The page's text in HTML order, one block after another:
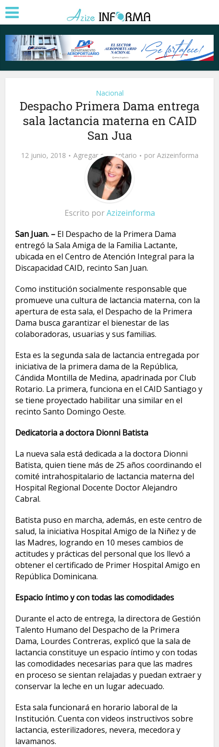
Nacional
Despacho Primera Dama entrega
sala lactancia materna en CAID
San Jua
12 junio, 2018 Agregar comentario por Azizeinforma
Escrito porAzizeinforma
San Juan. – El Despacho de la Primera Dama
entregó la Sala Amiga de la Familia Lactante,
ubicada en el Centro de Atención Integral para la
Discapacidad CAID, recinto San Juan.
Como institución socialmente responsable que
promueve una cultura de lactancia materna, con la
apertura de esta sala, el Despacho de la Primera
Dama busca garantizar el bienestar de las
colaboradoras, usuarias y sus familias.
Esta es la segunda sala de lactancia entregada por
iniciativa de la primera dama de la República,
Cándida Montilla de Medina, apadrinada por Club
Rotario. La primera, funciona en el CAID Santiago y
se tiene proyectado habilitar una similar en el
recinto Santo Domingo Oeste.
Dedicatoria a doctora Dionni Batista
La nueva sala está dedicada a la doctora Dionni
Batista, quien tiene más de 25 años coordinando el
comité intrahospitalario de lactancia materna del
Hospital Regional Docente Doctor Alejandro
Cabral.
​Batista puso en marcha, además, en este centro de
salud, la iniciativa Hospital Amigo de la Niñez y de
las Madres, logrando en 10 meses cambios de
actitudes y prácticas del personal que los llevó a
obtener el certificado de Primer Hospital Amigo en
República Dominicana.
Espacio íntimo y con todas las comodidades
Durante el acto de entrega, la directora de Gestión
Talento Humano del Despacho de la Primera
Dama, Lourdes Contreras, explicó que la sala de
lactancia constituye un espacio íntimo y con todas
las comodidades necesarias para que las madres
en proceso se sientan relajadas y puedan extraer y
conservar la leche en un lugar adecuado.
Esta sala funcionará en horario laboral de la
Institución. Cuenta con videos instructivos sobre
lactancia, esterilizadores, nevera, mecedora y
lavamanos.